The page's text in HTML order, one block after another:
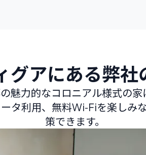
グアにある弊社
魅力的なコロニアル様式の
タ利用、無料Wi‑Fiを楽し
策できます。